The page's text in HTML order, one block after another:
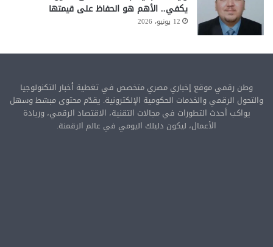
يكفي.. الأهم هو الحفاظ على قيمتها
12 يونيو، 2026
وطن رقمي موقع إخباري مصري متخصص في تغطية أخبار التكنولوجيا
والتحول الرقمي والخدمات الحكومية الإلكترونية. يقدّم محتوى مبسّط وسهل
يواكب أحدث التطورات في مجالات التقنية، الاقتصاد الرقمي، وريادة
الأعمال، ليكون دليلك اليومي في عالم الرقمنة.